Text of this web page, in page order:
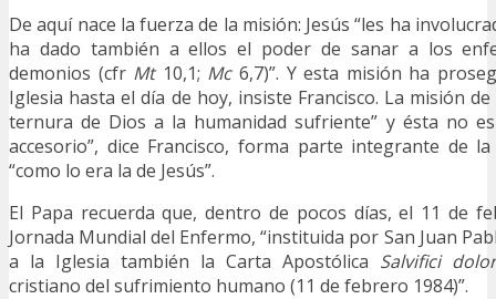
De aquí nace la fuerza de la misión: Jesús “les ha
ha dado también a ellos el poder de sanar a los
demonios (cfr Mt 10,1; Mc6,7)”. Y esta misión ha
Iglesia hasta el día de hoy, insiste Francisco. La misión
ternura de Dios a la humanidad sufriente” y ésta no
accesorio”, dice Francisco, forma parte integrante de
“como lo era la de Jesús”.
El Papa recuerda que, dentro de pocos días, el 11 de
Jornada Mundial del Enfermo, “instituida por San Juan
a la Iglesia también la Carta Apostólica Salvifici
cristiano del sufrimiento humano (11 de febrero 1984)”.